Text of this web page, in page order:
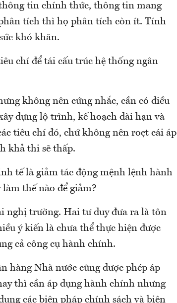
tin chính thức, thông tin mang
tích thì họ phân tích còn ít. Tính
khó khăn.
chí để tái cấu trúc hệ thống ngân
không nên cứng nhắc, cần có điều
dựng lộ trình, kế hoạch dài hạn và
tiêu chí đó, chứ không nên roẹt cái áp
khả thi sẽ thấp.
tế là giảm tác động mệnh lệnh hành
thế nào để giảm?
nghị trường. Hai tư duy đưa ra là tôn
ý kiến là chưa thể thực hiện được
cả công cụ hành chính.
hàng Nhà nước cũng được phép áp
thì cần áp dụng hành chính nhưng
các biện pháp chính sách và biện